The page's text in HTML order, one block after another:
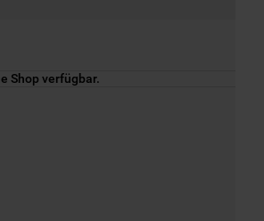
Shop verfügbar.